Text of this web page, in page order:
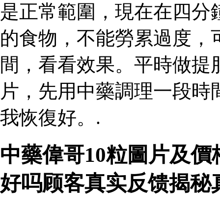
是正常範圍，現在在四
的食物，不能勞累過度
間，看看效果。平時做
片，先用中藥調理一段
我恢復好。.
中藥偉哥10粒圖片及
好吗顾客真实反馈揭秘